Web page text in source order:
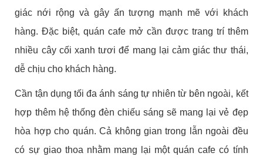
giác nới rộng và gây ấn tượng mạnh mẽ với khách
hàng. Đặc biệt, quán cafe mở cần được trang trí thêm
nhiều cây cối xanh tươi để mang lại cảm giác thư thái,
dễ chịu cho khách hàng.
Cần tận dụng tối đa ánh sáng tự nhiên từ bên ngoài, kết
hợp thêm hệ thống đèn chiếu sáng sẽ mang lại vẻ đẹp
hòa hợp cho quán. Cả không gian trong lẫn ngoài đều
có sự giao thoa nhằm mang lại một quán cafe có tính